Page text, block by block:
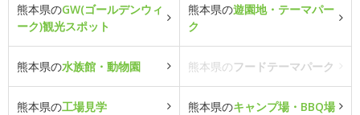
熊本県のGW(ゴールデンウィ
ーク)観光スポット
熊本県の遊園地・テーマパー
ク
熊本県の水族館・動物園 熊本県のフードテーマパーク
熊本県の工場見学 熊本県のキャンプ場・BBQ場